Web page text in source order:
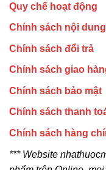
Quy chế hoạt động
Chính sách nội dung
Chính sách đổi trả
Chính sách giao
Chính sách bảo mật
Chính sách thanh
Chính sách hàng
*** Website